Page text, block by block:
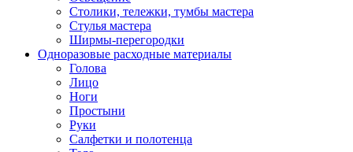
Столики, тележки, тумбы мастера
Стулья мастера
Ширмы-перегородки
Одноразовые расходные материалы
Голова
Лицо
Ноги
Простыни
Руки
Салфетки и полотенца